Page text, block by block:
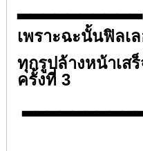
▂▂▂▂▂▂▂▂▂▂⁣⁣
เพราะฉะนั้นฟิลเ
ทุกรูปล้างหน้าเส
ครั้งที่ 3⁣⁣
⁣